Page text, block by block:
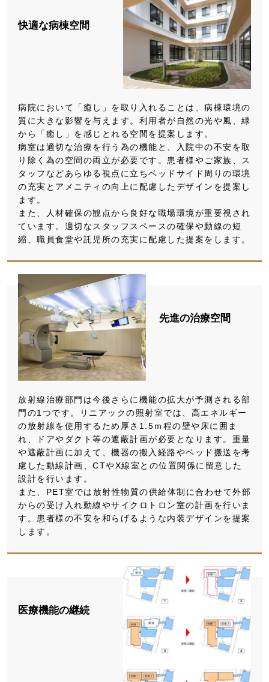
快適な病棟空間
病院において「癒し」を取り入れることは、病棟環境の
質に大きな影響を与えます。利用者が自然の光や風、緑
から「癒し」を感じとれる空間を提案します。
病室は適切な治療を行う為の機能と、入院中の不安を取
り除く為の空間の両立が必要です。患者様やご家族、ス
タッフなどあらゆる視点に立ちベッドサイド周りの環境
の充実とアメニティの向上に配慮したデザインを提案し
ます。
また、人材確保の観点から良好な職場環境が重要視され
ています。適切なスタッフスペースの確保や動線の短
縮、職員食堂や託児所の充実に配慮した提案をします。
先進の治療空間
放射線治療部門は今後さらに機能の拡大が予測される部
門の1つです。リニアックの照射室では、高エネルギー
の放射線を使用するため厚さ1.5ｍ程の壁や床に囲ま
れ、ドアやダクト等の遮蔽計画が必要となります。重量
や遮蔽計画に加えて、機器の搬入経路やベッド搬送を考
慮した動線計画、CTやX線室との位置関係に留意した
設計を行います。
また、PET室では放射性物質の供給体制に合わせて外部
からの受け入れ動線やサイクロトロン室の計画を行いま
す。患者様の不安を和らげるような内装デザインを提案
します。
医療機能の継続